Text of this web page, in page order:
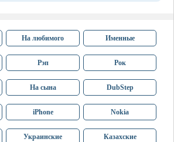
На любимого Именные
Рэп Рок
На сына DubStep
iPhone Nokia
Украинские Казахские